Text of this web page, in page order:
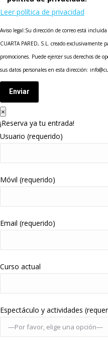
Leer política de privacidad
Aviso legal:Su dirección de correo está
CUARTA PARED, S.L. creado
promociones. Puede ejercer sus derechos de
sus datos personales en esta dirección:
Enviar
×
¡Reserva ya tu entrada!
Usuario (requerido)
Móvil (requerido)
Email (requerido)
Curso actual
Espectáculo y actividades